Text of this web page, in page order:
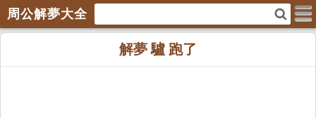
周公解夢大全
解夢 驢 跑了